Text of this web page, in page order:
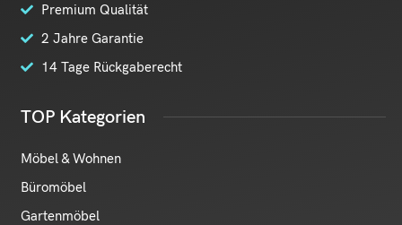
Premium Qualität
2 Jahre Garantie
14 Tage Rückgaberecht
TOP Kategorien
Möbel & Wohnen
Büromöbel
Gartenmöbel